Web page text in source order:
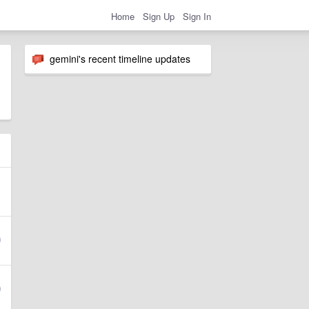
Home Sign Up Sign In
gemini's recent timeline updates